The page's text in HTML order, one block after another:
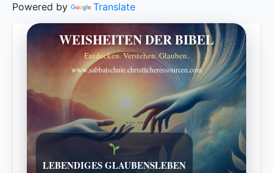
Powered by Translate
WEISHEITEN DER BIBEL
Entdecken. Verstehen. Glauben.
www.sabbatschule.christlicheressourcen.com
```
Bibelgeschichten zum Staunen
```